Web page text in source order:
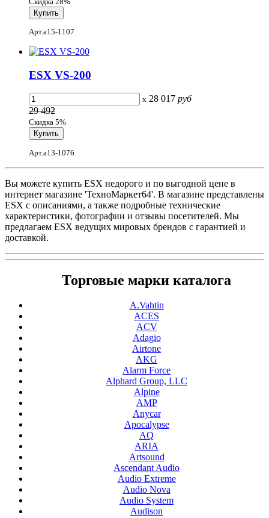
Арт.a15-1107
ESX VS-200
x 28 017 руб
29 492
Скидка 5%
Арт.a13-1076
Вы можете купить ESX недорого и по выгодной цене в
интернет магазине 'ТехноМаркет64'. В магазине представлены
ESX с описаниями, а также подробные технические
характеристики, фотографии и отзывы посетителей. Мы
предлагаем ESX ведущих мировых брендов с гарантией и
доставкой.
Торговые марки каталога
A.Vahtin
ACES
ACV
Adagio
Airtone
AKG
Alarm Force
Alphard Group, LLC
Alpine
AMP
Anycar
Apocalypse
AQ
ARIA
Artsound
Ascendant Audio
Audio Extreme
Audio Nova
Audio System
Audison